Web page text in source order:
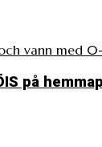
vann med
på